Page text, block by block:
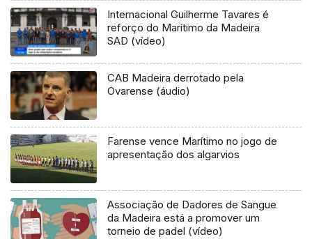
Internacional Guilherme Tavares é
reforço do Marítimo da Madeira
SAD (vídeo)
CAB Madeira derrotado pela
Ovarense (áudio)
Farense vence Marítimo no jogo de
apresentação dos algarvios
Associação de Dadores de Sangue
da Madeira está a promover um
torneio de padel (vídeo)